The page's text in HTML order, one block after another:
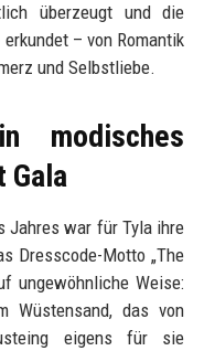
überzeugt und die
– von Romantik
und Selbstliebe.
modisches
Gala
Jahres war für Tyla ihre
Dresscode-Motto „The
ungewöhnliche Weise:
Wüstensand, das von
eigens für sie